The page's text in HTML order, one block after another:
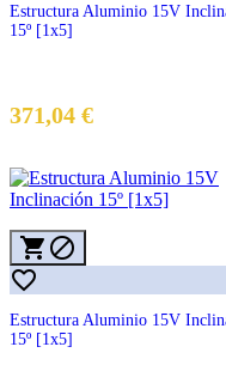
Estructura Aluminio 15V
15º [1x5]
371,04 €
 

Estructura Aluminio 15V
15º [1x5]